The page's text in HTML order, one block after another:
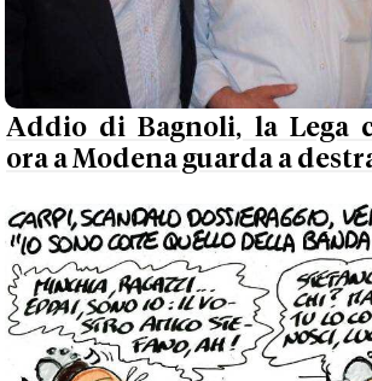
Addio di Bagnoli, la Lega
ora a Modena guarda a